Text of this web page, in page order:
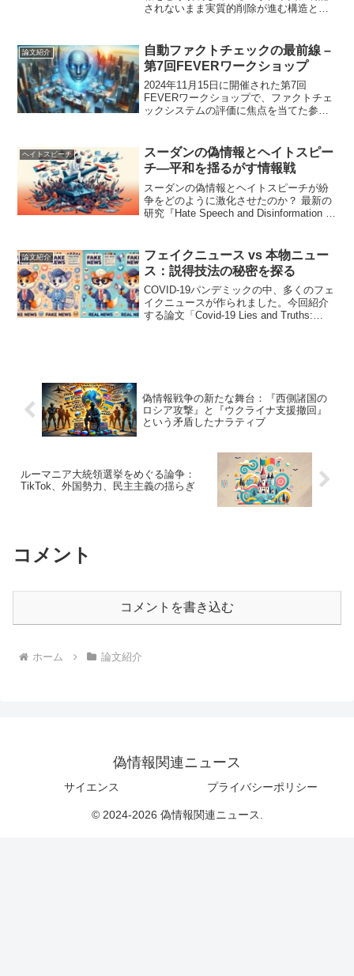
されないまま実質的削除が進む構造と、
論文紹介
自動ファクトチェックの最前線 –
第7回FEVERワークショップ
2024年11月15日に開催された第7回
FEVERワークショップで、ファクトチェ
ックシステムの評価に焦点を当てた参加
スクの概要 ワークショップの中心的
な...
ヘイトスピーチ
スーダンの偽情報とヘイトスピー
チ—平和を揺るがす情報戦
スーダンの偽情報とヘイトスピーチが紛
争をどのように激化させたのか？ 最新の
研究『Hate Speech and Disinformation in
戦争での偽情報の事例を掘り下げます。
偽情報対策の取り組みとその課題につい
ても解説。
論文紹介
フェイクニュース vs 本物ニュー
ス：説得技法の秘密を探る
COVID-19パンデミックの中、多くのフェ
イクニュースが作られました。今回紹介
する論文「Covid-19 Lies and Truths:
偽情報戦争の新たな舞台：『西側諸国の
ロシア攻撃』と『ウクライナ支援撤回』
という矛盾したナラティブ
ルーマニア大統領選挙をめぐる論争：
TikTok、外国勢力、民主主義の揺らぎ
コメント
コメントを書き込む
ホーム 論文紹介
偽情報関連ニュース
サイエンス プライバシーポリシー
© 2024-2026 偽情報関連ニュース.